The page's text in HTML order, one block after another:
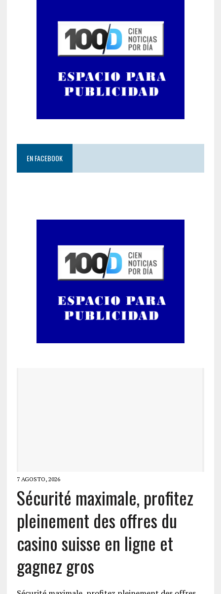
EN FACEBOOK
7 AGOSTO, 2026
Sécurité maximale, profitez
pleinement des offres du
casino suisse en ligne et
gagnez gros